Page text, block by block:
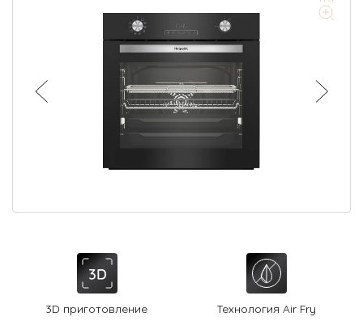
Кухонные плиты
Микроволновые печи
Малая бытовая техника
Где купить
8 800 3333 887
3D приготовление Технология Air Fry